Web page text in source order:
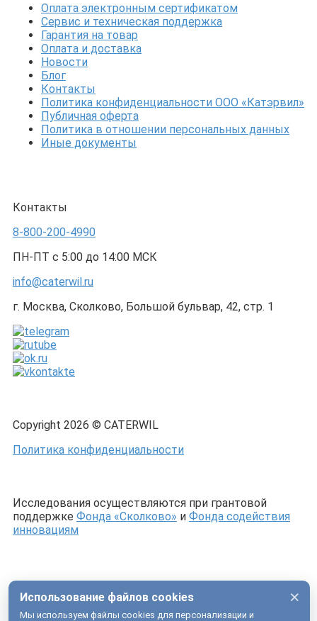
Оплата электронным сертификатом
Сервис и техническая поддержка
Гарантия на товар
Оплата и доставка
Новости
Блог
Контакты
Политика конфиденциальности ООО «Катэрвил»
Публичная оферта
Политика в отношении персональных данных
Иные документы
Контакты
8-800-200-4990
ПН-ПТ с 5:00 до 14:00 МСК
info@caterwil.ru
г. Москва, Сколково, Большой бульвар, 42, стр. 1
Copyright 2026 © CATERWIL
Политика конфиденциальности
Исследования осуществляются при грантовой
поддержке Фонда «Сколково» и Фонда содействия
инновациям
×
Использование файлов cookies
Мы используем файлы cookies для персонализации и